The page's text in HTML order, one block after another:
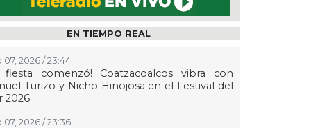
EN TIEMPO REAL
07, 2026 / 23:44
fiesta comenzó! Coatzacoalcos vibra con
Turizo y Nicho Hinojosa en el Festival del
2026
07, 2026 / 23:36